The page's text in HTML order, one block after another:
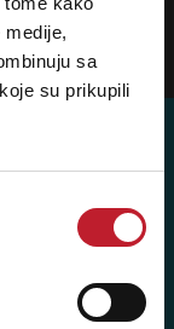
sa
su prikupili